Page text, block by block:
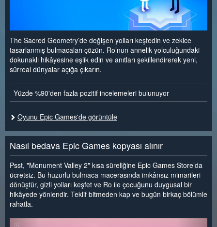
The Sacred Geometry’de değişen yolları keşfedin ve zekice
tasarlanmış bulmacaları çözün. Ro’nun annelik yolculuğundaki
dokunaklı hikâyesine eşlik edin ve anıtları şekillendirerek yeni,
sürreal dünyalar açığa çıkarın.
Yüzde %90'den fazla pozitif incelemeleri bulunuyor
Oyunu Epic Games'de görüntüle
Nasıl bedava Epic Games kopyası alınır
Psst, "Monument Valley 2" kısa süreliğine Epic Games Store’da
ücretsiz. Bu huzurlu bulmaca macerasında imkânsız mimarileri
dönüştür, gizli yolları keşfet ve Ro ile çocuğunu duygusal bir
hikâyede yönlendir. Teklif bitmeden kap ve bugün birkaç bölümle
rahatla.